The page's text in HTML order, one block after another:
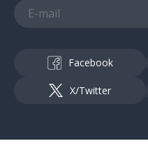
Facebook
X/Twitter